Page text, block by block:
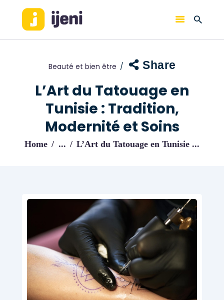
Beauté et bien être Share
L’Art du Tatouage en
Tunisie : Tradition,
Modernité et Soins
Home ... L’Art du Tatouage en Tunisie ...
ACCUEIL
BLOG